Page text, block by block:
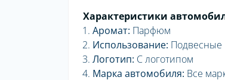
Характеристики
Аромат: Парфюм
Использование: Подвесные
Логотип: С логотипом
Марка автомобиля: Все